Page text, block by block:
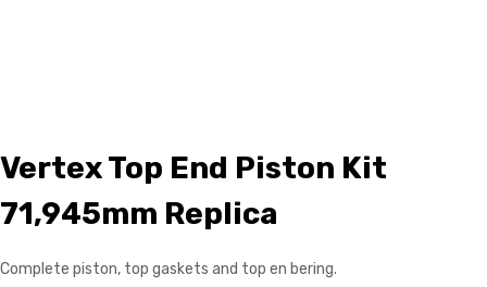
Vertex Top End Piston Kit
71,945mm Replica
Complete piston, top gaskets and top en bering.